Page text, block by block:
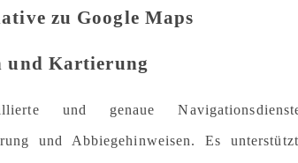
zu Google Maps
und Kartierung
und genaue
und Abbiegehinweisen. Es